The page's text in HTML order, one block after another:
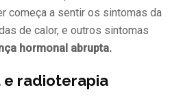
começa a sentir os sintomas da
de calor, e outros sintomas
hormonal abrupta.
e radioterapia